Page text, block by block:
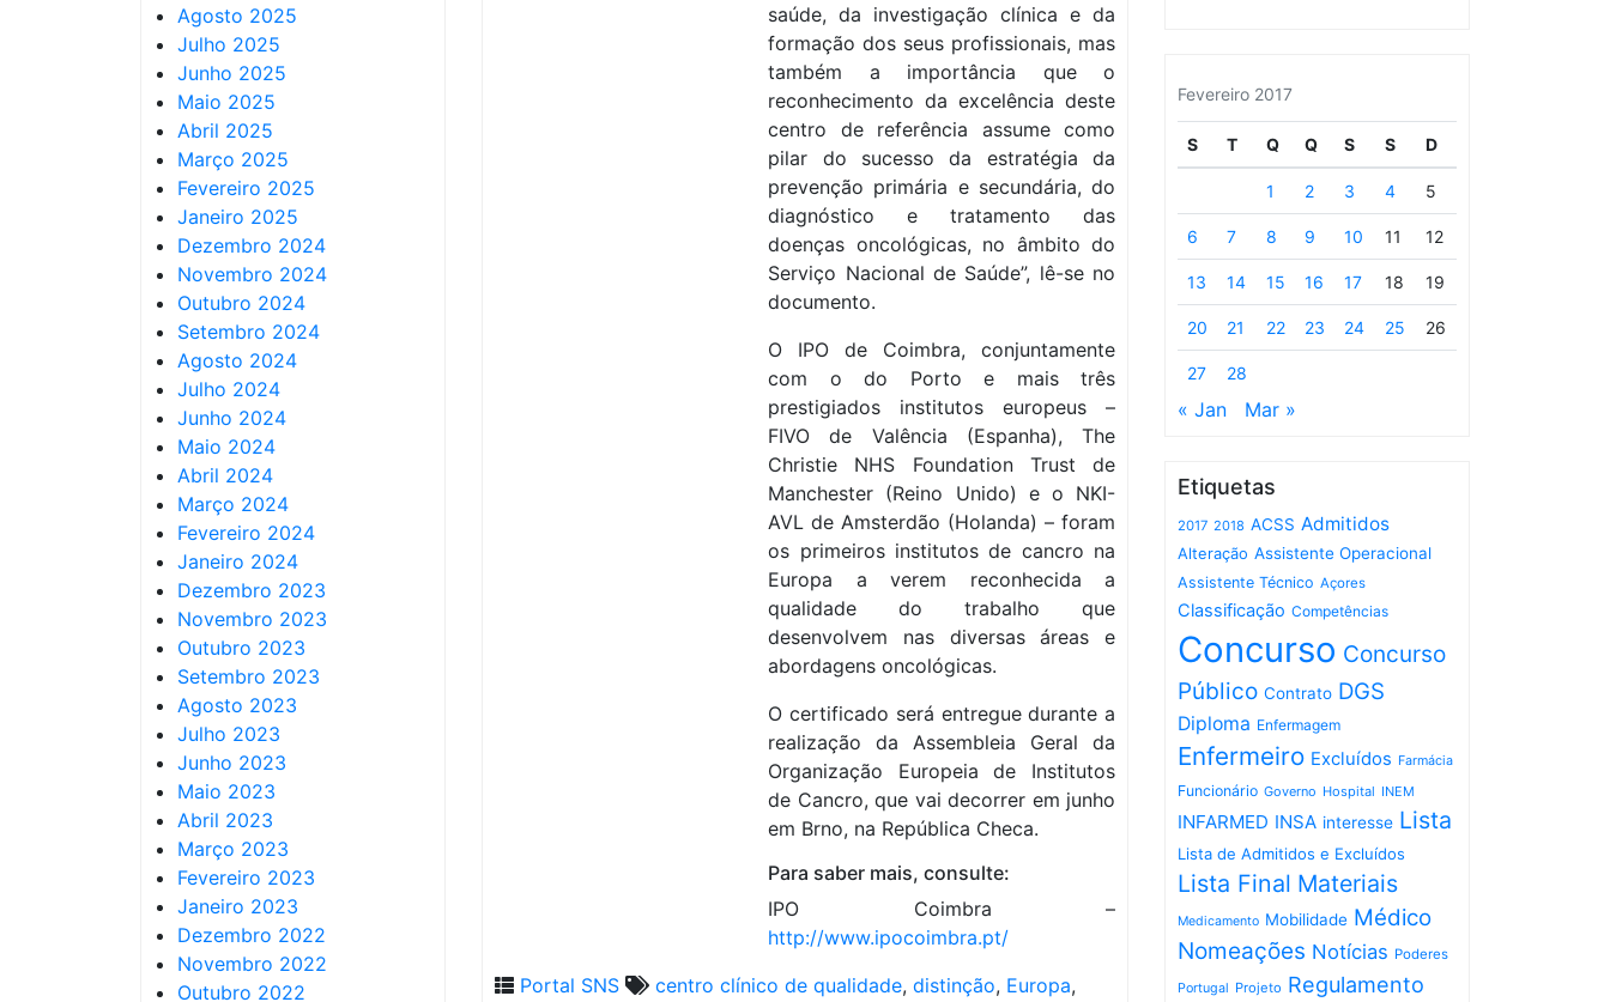
Agosto 2025
Julho 2025
Junho 2025
Maio 2025
Abril 2025
Março 2025
Fevereiro 2025
Janeiro 2025
Dezembro 2024
Novembro 2024
Outubro 2024
Setembro 2024
Agosto 2024
Julho 2024
Junho 2024
Maio 2024
Abril 2024
Março 2024
Fevereiro 2024
Janeiro 2024
Dezembro 2023
Novembro 2023
Outubro 2023
Setembro 2023
Agosto 2023
Julho 2023
Junho 2023
Maio 2023
Abril 2023
Março 2023
Fevereiro 2023
Janeiro 2023
Dezembro 2022
Novembro 2022
Outubro 2022
saúde, da investigação clínica e da
formação dos seus profissionais, mas
também a importância que o
reconhecimento da excelência deste
centro de referência assume como
pilar do sucesso da estratégia da
prevenção primária e secundária, do
diagnóstico e tratamento das
doenças oncológicas, no âmbito do
Serviço Nacional de Saúde”, lê-se no
documento.
O IPO de Coimbra, conjuntamente
com o do Porto e mais três
prestigiados institutos europeus –
FIVO de Valência (Espanha), The
Christie NHS Foundation Trust de
Manchester (Reino Unido) e o NKI-
AVL de Amsterdão (Holanda) – foram
os primeiros institutos de cancro na
Europa a verem reconhecida a
qualidade do trabalho que
desenvolvem nas diversas áreas e
abordagens oncológicas.
O certificado será entregue durante a
realização da Assembleia Geral da
Organização Europeia de Institutos
de Cancro, que vai decorrer em junho
em Brno, na República Checa.
Para saber mais, consulte:
IPO Coimbra –
http://www.ipocoimbra.pt/
Portal SNS
centro clínico de qualidade, distinção, Europa,
Fevereiro 2017
S T Q Q S S D
1 2 3 4 5
6 7 8 9 10 11 12
13 14 15 16 17 18 19
20 21 22 23 24 25 26
27 28
« Jan Mar »
Etiquetas
2017 2018 ACSS Admitidos
Alteração Assistente Operacional
Assistente Técnico Açores
Classificação Competências
Concurso Concurso
Público Contrato DGS
Diploma Enfermagem
Enfermeiro Excluídos Farmácia
Funcionário Governo Hospital INEM
INFARMED INSA interesse Lista
Lista de Admitidos e Excluídos
Lista Final Materiais
Medicamento Mobilidade Médico
Nomeações Notícias Poderes
Portugal Projeto Regulamento